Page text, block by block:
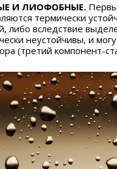
И ЛИОФОБНЫЕ.
термически
либо вследствие
неустойчивы, и
(третий компонент-